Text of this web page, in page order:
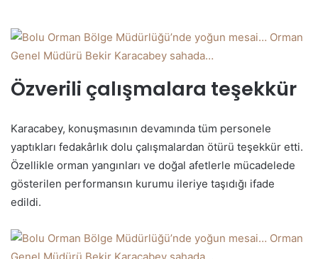
Özverili çalışmalara teşekkür
Karacabey, konuşmasının devamında tüm personele
yaptıkları fedakârlık dolu çalışmalardan ötürü teşekkür etti.
Özellikle orman yangınları ve doğal afetlerle mücadelede
gösterilen performansın kurumu ileriye taşıdığı ifade
edildi.